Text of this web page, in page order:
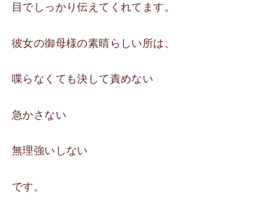
目でしっかり伝えてくれてます。
彼女の御母様の素晴らしい所は、
喋らなくても決して責めない
急かさない
無理強いしない
です。